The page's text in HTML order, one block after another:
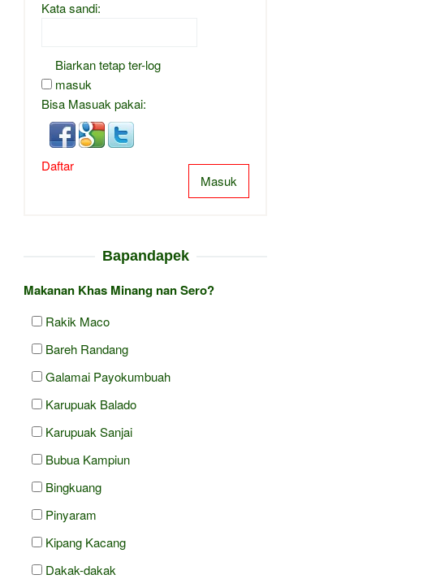
Kata sandi:
Biarkan tetap ter-log
masuk
Bisa Masuak pakai:
Masuk
Daftar
Bapandapek
Makanan Khas Minang nan Sero?
Rakik Maco
Bareh Randang
Galamai Payokumbuah
Karupuak Balado
Karupuak Sanjai
Bubua Kampiun
Bingkuang
Pinyaram
Kipang Kacang
Dakak-dakak